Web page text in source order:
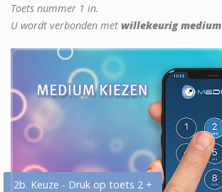
Toets nummer 1 in.
U wordt verbonden met willekeurig medium
2b. Keuze - Druk op toets 2 +